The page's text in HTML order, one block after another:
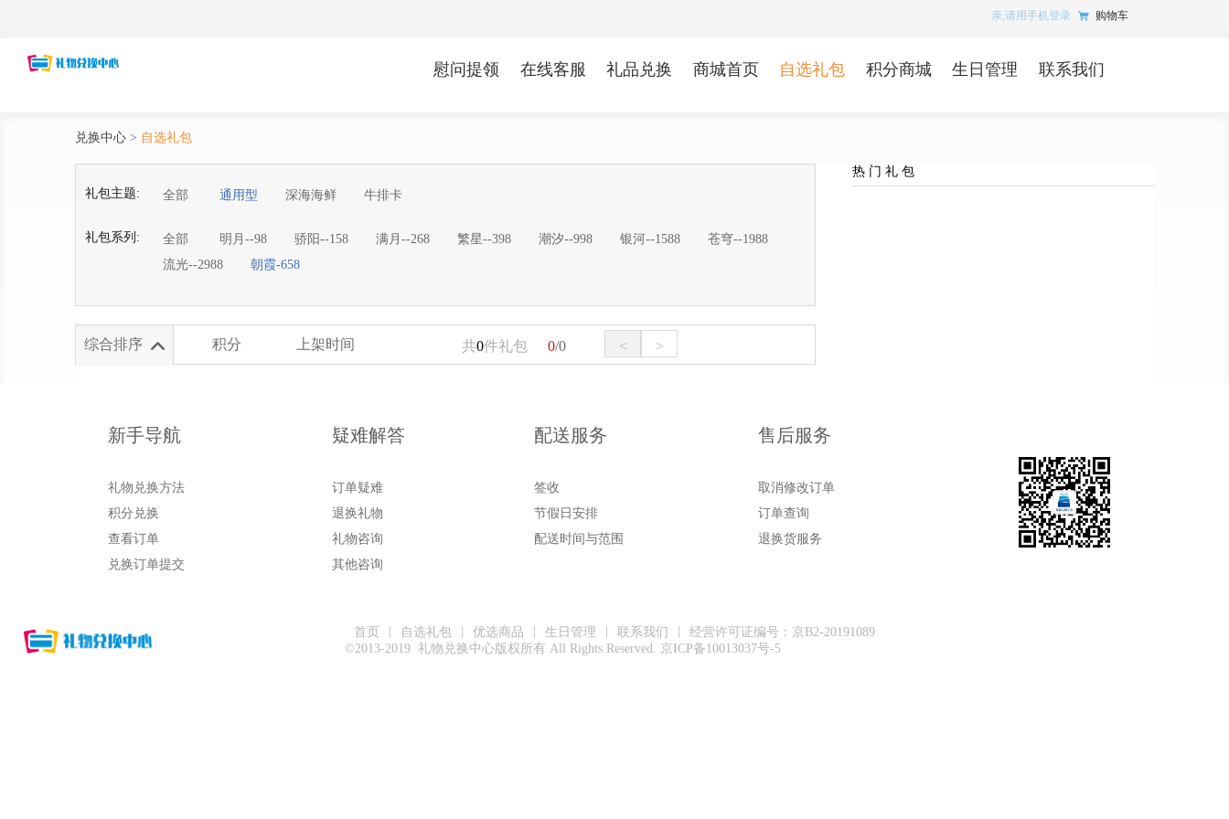
亲,请用手机登录 购物车
慰问提领 在线客服 礼品兑换 商城首页 自选礼包 积分商城 生日管理 联系我们
兑换中心 > 自选礼包
礼包主题: 全部 通用型 深海海鲜 牛排卡
礼包系列: 全部 明月--98 骄阳--158 满月--268 繁星--398 潮汐--998 银河--1588
苍穹--1988
流光--2988
朝霞-658
综合排序 积分 上架时间 共0件礼包 0/0 < >
热 门 礼 包
新手导航
礼物兑换方法
积分兑换
查看订单
兑换订单提交
疑难解答
订单疑难
退换礼物
礼物咨询
其他咨询
配送服务
签收
节假日安排
配送时间与范围
售后服务
取消修改订单
订单查询
退换货服务
首页 | 自选礼包 | 优选商品 | 生日管理 | 联系我们 |
经营许可证编号：京B2-20191089
©2013-2019 礼物兑换中心版权所有 All Rights Reserved. 京ICP备10013037号-5